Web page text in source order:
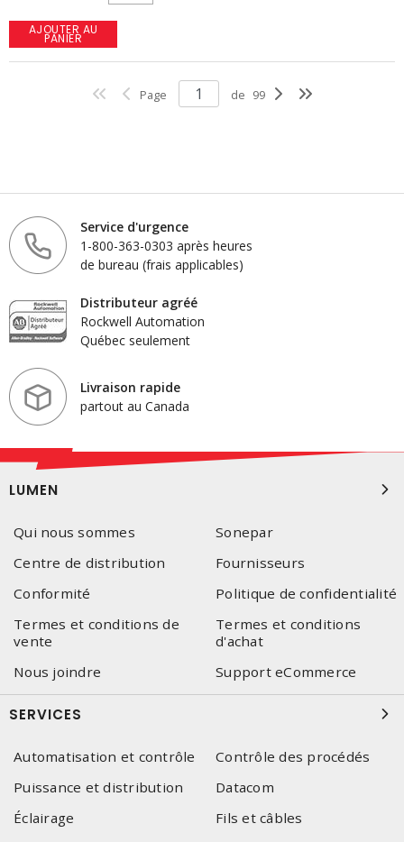
AJOUTER AU
PANIER
Page de 99
Service d'urgence
1-800-363-0303 après heures
de bureau (frais applicables)
Distributeur agréé
Rockwell Automation
Québec seulement
Livraison rapide
partout au Canada
LUMEN
Qui nous sommes
Sonepar
Centre de distribution
Fournisseurs
Conformité
Politique de confidentialité
Termes et conditions de
vente
Termes et conditions
d'achat
Nous joindre
Support eCommerce
SERVICES
Automatisation et contrôle
Contrôle des procédés
Puissance et distribution
Datacom
Éclairage
Fils et câbles